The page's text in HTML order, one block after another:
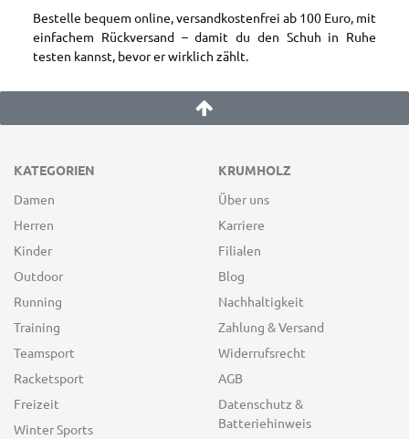
Bestelle bequem online, versandkostenfrei ab 100 Euro, mit
einfachem Rückversand – damit du den Schuh in Ruhe
testen kannst, bevor er wirklich zählt.
KATEGORIEN
Damen
Herren
Kinder
Outdoor
Running
Training
Teamsport
Racketsport
Freizeit
Winter Sports
KRUMHOLZ
Über uns
Karriere
Filialen
Blog
Nachhaltigkeit
Zahlung & Versand
Widerrufsrecht
AGB
Datenschutz &
Batteriehinweis